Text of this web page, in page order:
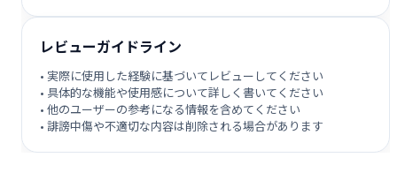
レビューガイドライン
• 実際に使用した経験に基づいてレビューしてください
• 具体的な機能や使用感について詳しく書いてください
• 他のユーザーの参考になる情報を含めてください
• 誹謗中傷や不適切な内容は削除される場合があります